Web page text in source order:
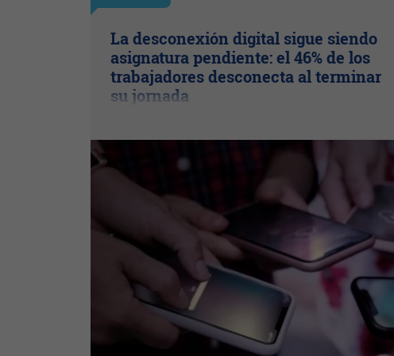
La desconexión digital sigue siendo
asignatura pendiente: el 46% de los
trabajadores desconecta al terminar
su jornada